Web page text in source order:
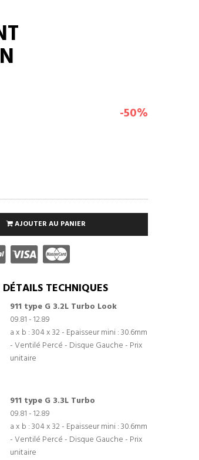
-50%
AJOUTER AU PANIER
TECHNIQUES
911 type G 3.2L Turbo Look
09.81 - 12.89
a x b : 304 x 32 - Epaisseur mini : 30.6mm
- Ventilé Percé - Disque Gauche - Prix
unitaire
911 type G 3.3L Turbo
09.81 - 12.89
a x b : 304 x 32 - Epaisseur mini : 30.6mm
- Ventilé Percé - Disque Gauche - Prix
unitaire